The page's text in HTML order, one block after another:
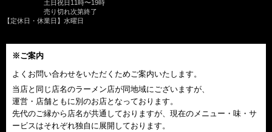
土日祝日11時〜19時
売り切れ次第終了
【定休日・休業日】水曜日
※ご案内
よくお問い合わせをいただくためご案内いたします。
当店と同じ店名のラーメン店が同地域にございますが、
運営・店舗ともに別のお店となっております。
先代のご縁から店名が共通しておりますが、現在のメニュー・味・サ
ービスはそれぞれ独自に展開しております。